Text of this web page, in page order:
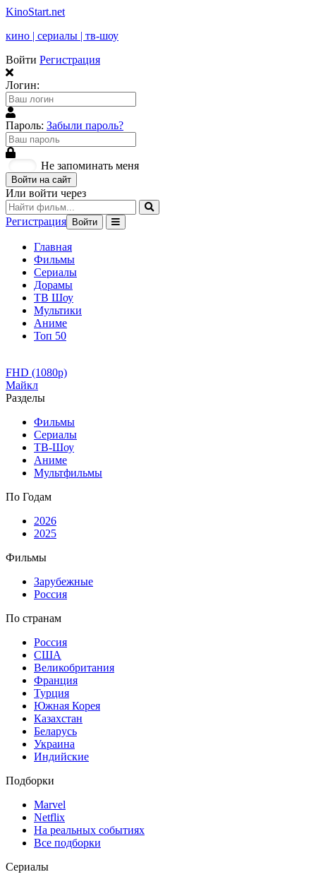
KinoStart.net
кино | сериалы | тв-шоу
Войти Регистрация
Логин:
Пароль: Забыли пароль?
Не запоминать меня
Войти на сайт
Или войти через
Регистрация Войти
Главная
Фильмы
Сериалы
Дорамы
ТВ Шоу
Мультики
Аниме
Топ 50
FHD (1080p)
Майкл
Разделы
Фильмы
Сериалы
ТВ-Шоу
Аниме
Мультфильмы
По Годам
2026
2025
Фильмы
Зарубежные
Россия
По странам
Россия
США
Великобритания
Франция
Турция
Южная Корея
Казахстан
Беларусь
Украина
Индийские
Подборки
Marvel
Netflix
На реальных событиях
Все подборки
Сериалы